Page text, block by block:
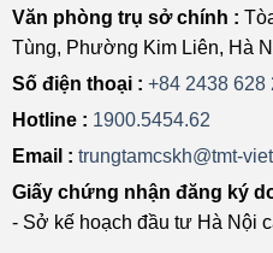
Văn phòng trụ sở chính :
Tùng, Phường Kim Liên, Hà
Số điện thoại : +84 2438 628
Hotline : 1900.5454.62
Email : trungtamcskh@tmt-
Giấy chứng nhận đăng ký
- Sở kế hoạch đầu tư Hà Nội